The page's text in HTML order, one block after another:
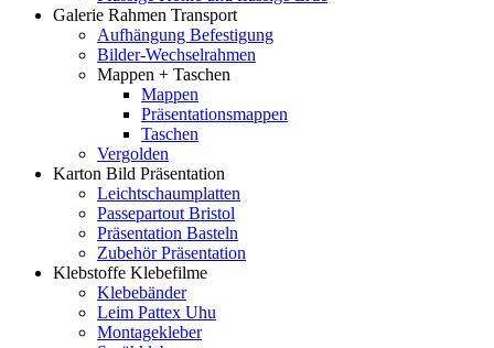
Galerie Rahmen Transport
Aufhängung Befestigung
Bilder-Wechselrahmen
Mappen + Taschen
Mappen
Präsentationsmappen
Taschen
Vergolden
Karton Bild Präsentation
Leichtschaumplatten
Passepartout Bristol
Präsentation Basteln
Zubehör Präsentation
Klebstoffe Klebefilme
Klebebänder
Leim Pattex Uhu
Montagekleber